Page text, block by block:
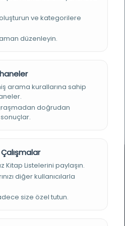
Büyükşehir Belediyesi Kütüphaneleri
02
Süleyman'a verilen Nakşbendi tarikatı
Yazar: Kitap 11b, 34b, 94b Eser: Kitap 11a,
oluşturun ve kategorilere
düzenleyin.
arama kurallarına sahip
doğrudan
Kitap Listelerini paylaşın.
diğer kullanıcılarla
size özel tutun.